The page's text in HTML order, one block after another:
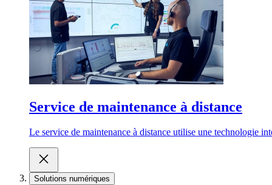
Service de maintenance à distance
Le service de maintenance à distance utilise une technologie
Solutions numériques